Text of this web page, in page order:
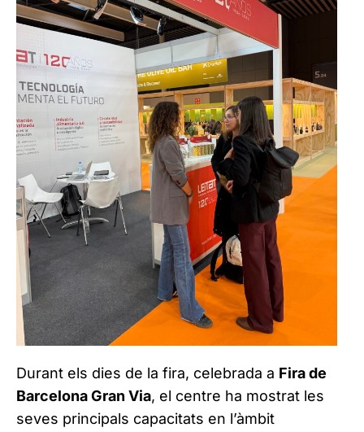
Durant els dies de la fira, celebrada a Fira de
Barcelona Gran Via, el centre ha mostrat les
seves principals capacitats en l’àmbit